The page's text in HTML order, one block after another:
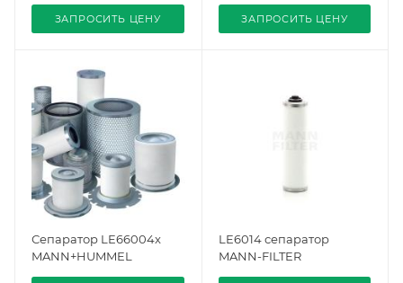
ЗАПРОСИТЬ ЦЕНУ ЗАПРОСИТЬ ЦЕНУ
Сепаратор LE66004x
MANN+HUMMEL
LE6014 сепаратор
MANN-FILTER